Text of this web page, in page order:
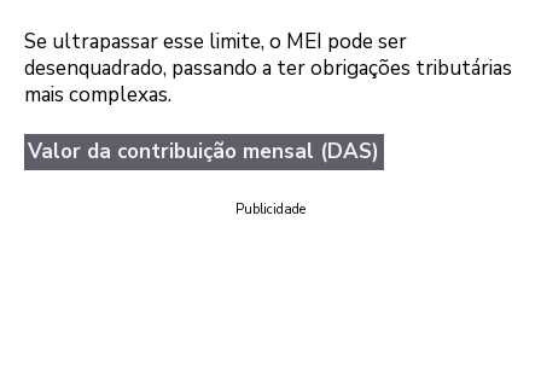
Se ultrapassar esse limite, o MEI pode ser
desenquadrado, passando a ter obrigações tributárias
mais complexas.
Valor da contribuição mensal (DAS)
Publicidade